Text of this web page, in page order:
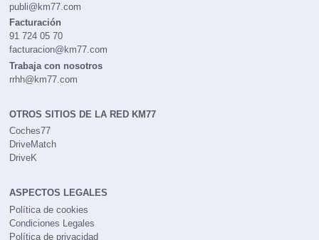
publi@km77.com
Facturación
91 724 05 70
facturacion@km77.com
Trabaja con nosotros
rrhh@km77.com
OTROS SITIOS DE LA RED KM77
Coches77
DriveMatch
DriveK
ASPECTOS LEGALES
Política de cookies
Condiciones Legales
Política de privacidad